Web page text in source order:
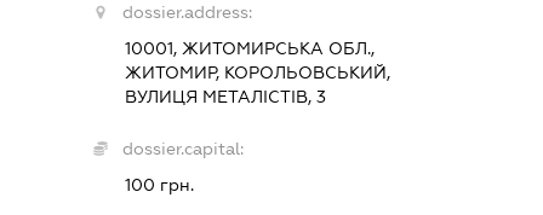
dossier.address:
10001, ЖИТОМИРСЬКА ОБЛ.,
ЖИТОМИР, КОРОЛЬОВСЬКИЙ,
ВУЛИЦЯ МЕТАЛІСТІВ, 3
dossier.capital:
100 грн.